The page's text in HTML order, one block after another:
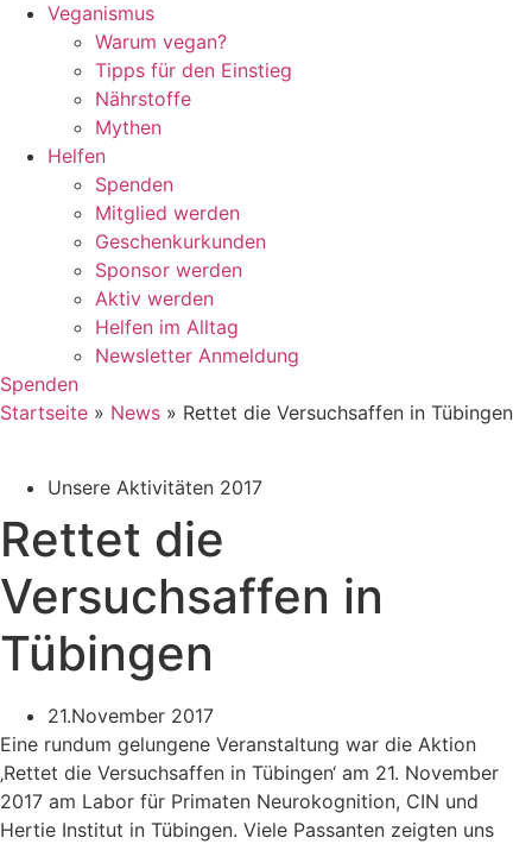
Veganismus
Warum vegan?
Tipps für den Einstieg
Nährstoffe
Mythen
Helfen
Spenden
Mitglied werden
Geschenkurkunden
Sponsor werden
Aktiv werden
Helfen im Alltag
Newsletter Anmeldung
Spenden
Startseite » News » Rettet die Versuchsaffen in Tübingen
Unsere Aktivitäten 2017
Rettet die
Versuchsaffen in
Tübingen
21.November 2017
Eine rundum gelungene Veranstaltung war die Aktion
‚Rettet die Versuchsaffen in Tübingen‘ am 21. November
2017 am Labor für Primaten Neurokognition, CIN und
Hertie Institut in Tübingen. Viele Passanten zeigten uns